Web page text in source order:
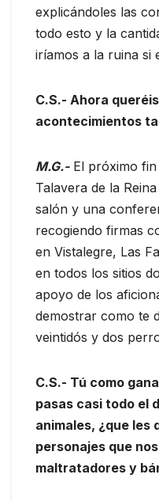
explicándoles las
todo esto y la
iríamos a la ruina si
C.S.- Ahora
acontecimientos
M.G.-El próximo fin
Talavera de la
salón y una
recogiendo firmas
en Vistalegre, Las
en todos los sitios
apoyo de los
demostrar como te
veintidós y dos
C.S.- Tú como
pasas casi todo el
animales, ¿que les
personajes que
maltratadores y